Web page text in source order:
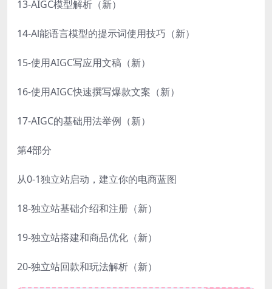
13-AIGC模型解析（新）
14-Al能语言模型的提示词使用技巧（新）
15-使用AIGC写应用文稿（新）
16-使用AIGC快速撰写爆款文案（新）
17-AIGC的基础用法举例（新）
第4部分
从0-1独立站启动，建立你的电商蓝图
18-独立站基础介绍和注册（新）
19-独立站搭建和商品优化（新）
20-独立站回款和玩法解析（新）